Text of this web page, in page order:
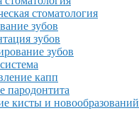
стоматология
зубов
зубов
зубов
капп
пародонтита
кисты и новообразований